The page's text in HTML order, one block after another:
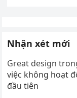
Nhận xét mới
Great design
việc không hoạt
đầu tiên